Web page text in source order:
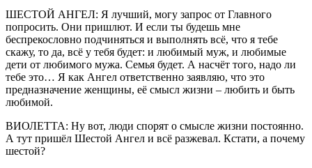
ШЕСТОЙ АНГЕЛ: Я лучший, могу запрос от Главного
попросить. Они пришлют. И если ты будешь мне
беспрекословно подчиняться и выполнять всё, что я тебе
скажу, то да, всё у тебя будет: и любимый муж, и любимые
дети от любимого мужа. Семья будет. А насчёт того, надо ли
тебе это… Я как Ангел ответственно заявляю, что это
предназначение женщины, её смысл жизни – любить и быть
любимой.
ВИОЛЕТТА: Ну вот, люди спорят о смысле жизни постоянно.
А тут пришёл Шестой Ангел и всё разжевал. Кстати, а почему
шестой?